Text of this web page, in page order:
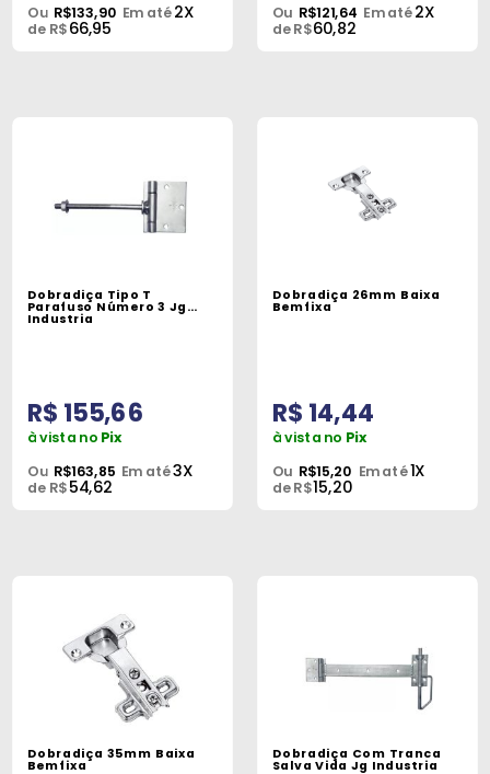
Ou R$133,90 Em até2X
de R$66,95
Ou R$121,64 Em até2X
de R$60,82
Dobradiça Tipo T
Parafuso Número 3 Jg
Industria
R$ 155,66
à vista no Pix
Ou R$163,85 Em até3X
de R$54,62
Dobradiça 26mm Baixa
Bemfixa
R$ 14,44
à vista no Pix
Ou R$15,20 Em até1X
de R$15,20
Dobradiça 35mm Baixa
Bemfixa
Dobradiça Com Tranca
Salva Vida Jg Industria